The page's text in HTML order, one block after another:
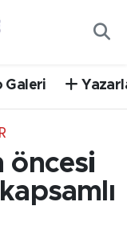
Galeri
öncesi
Fikstür